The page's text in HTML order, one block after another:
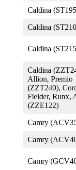
Caldina
Caldina
Caldina
Caldina
Allion, Premio
(ZZT240),
Fielder, Runx,
(ZZE122)
Camry
Camry
Camry